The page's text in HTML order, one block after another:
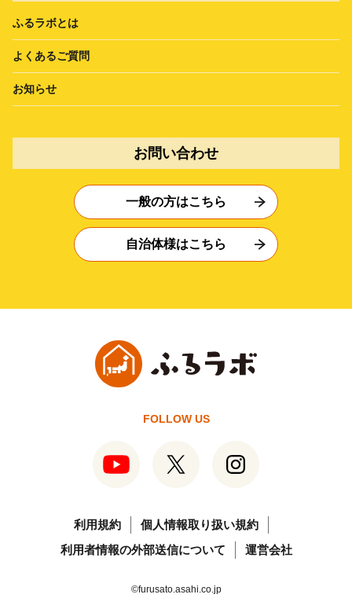
ふるラボとは
よくあるご質問
お知らせ
お問い合わせ
一般の方はこちら
自治体様はこちら
FOLLOW US
利用規約
個人情報取り扱い規約
利用者情報の外部送信について
運営会社
©furusato.asahi.co.jp